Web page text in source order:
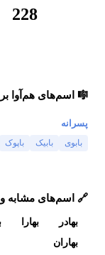
228
🎼 اسم‌های هم‌آوا
پسرانه
بابوی بابیک باپوک
🔗 اسم‌های مشابه
بهادر بهارا
بهاران